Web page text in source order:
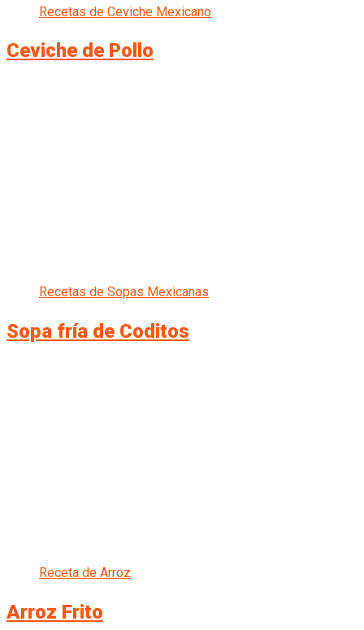
Recetas de Ceviche Mexicano
Ceviche de Pollo
Recetas de Sopas Mexicanas
Sopa fría de Coditos
Receta de Arroz
Arroz Frito